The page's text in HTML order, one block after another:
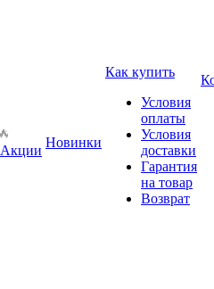
Акции
Новинки
Как купить
Условия
оплаты
Условия
доставки
Гарантия
на товар
Возврат